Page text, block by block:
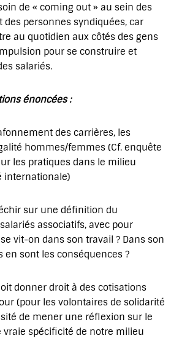
de « coming out » au sein des
des personnes syndiquées, car
au quotidien aux côtés des gens
pour se construire et
salariés.
énoncées :
des carrières, les
hommes/femmes (Cf. enquête
les pratiques dans le milieu
internationale)
sur une définition du
associatifs, avec pour
vit-on dans son travail ? Dans son
en sont les conséquences ?
droit à des cotisations
(pour les volontaires de solidarité
de mener une réflexion sur le
vraie spécificité de notre milieu